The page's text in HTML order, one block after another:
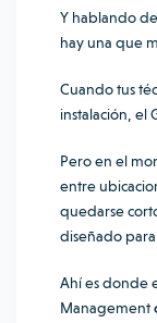
Y hablando
hay una que
Cuando tus
instalación, el
Pero en el
entre
quedarse
diseñado para
Ahí es donde
Management